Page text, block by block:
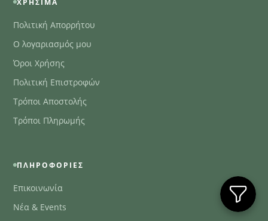
Πολιτική Απορρήτου
Ο λογαριασμός μου
Όροι Χρήσης
Πολιτική Επιστροφών
Τρόποι Αποστολής
Τρόποι Πληρωμής
ΠΛΗΡΟΦΟΡΊΕΣ
Επικοινωνία
Νέα & Events